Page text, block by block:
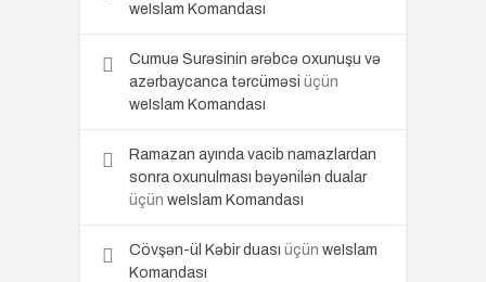
weIslam Komandası
Cumuə Surəsinin ərəbcə oxunuşu və
azərbaycanca tərcüməsi üçün
weIslam Komandası
Ramazan ayında vacib namazlardan
sonra oxunulması bəyənilən dualar
üçün weIslam Komandası
Cövşən-ül Kəbir duası üçün weIslam
Komandası